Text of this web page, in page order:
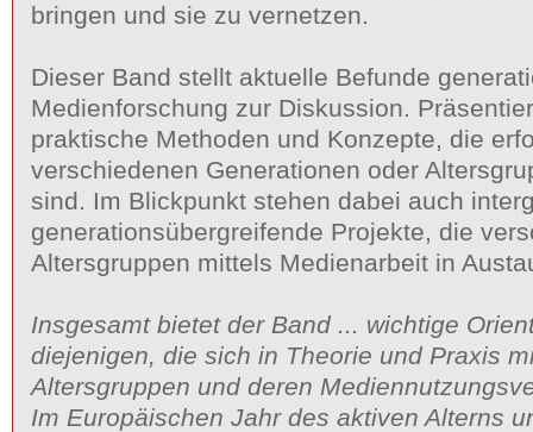
bringen und sie zu vernetzen.
Dieser Band stellt aktuelle Befunde
Medienforschung zur Diskussion.
praktische Methoden und Konzepte, die
verschiedenen Generationen oder
sind. Im Blickpunkt stehen dabei auch
generationsübergreifende Projekte, die
Altersgruppen mittels Medienarbeit in
Insgesamt bietet der Band ... wichtige
diejenigen, die sich in Theorie und Praxis
Altersgruppen und deren
Im Europäischen Jahr des aktiven Alterns